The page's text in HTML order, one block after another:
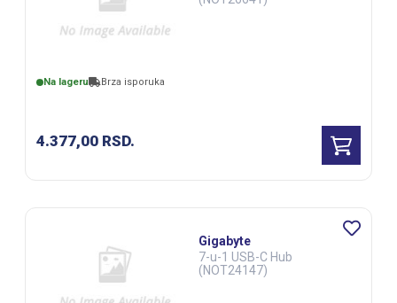
Na lageru Brza isporuka
4.377,00 RSD.
Gigabyte
7-u-1 USB-C Hub
(NOT24147)